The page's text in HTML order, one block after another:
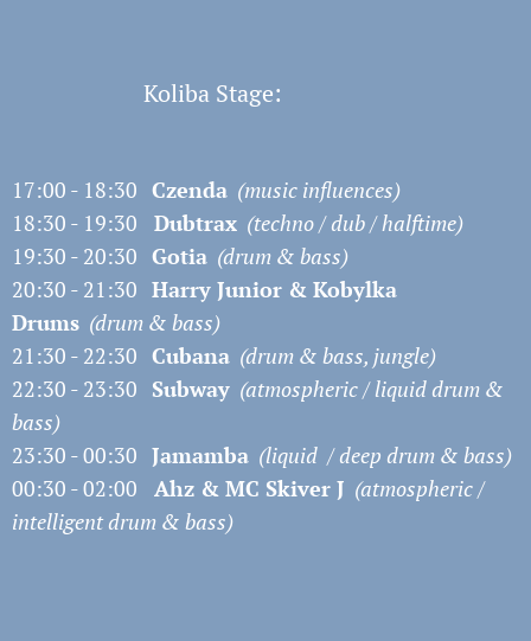
Koliba Stage:
17:00 - 18:30 Czenda (music influences)
18:30 - 19:30
Dubtrax (techno / dub / halftime)
19:30 - 20:30 Gotia (drum & bass)
20:30 - 21:30 Harry Junior & Kobylka
Drums (drum & bass)
21:30 - 22:30 Cubana (drum & bass, jungle)
22:30 - 23:30 Subway (atmospheric / liquid drum &
bass)
23:30 - 00:30 Jamamba (liquid / deep drum & bass)
00:30 - 02:00
Ahz & MC Skiver J (atmospheric /
intelligent drum & bass)